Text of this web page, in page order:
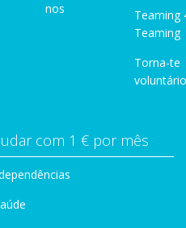
nos
Teaming
Teaming
Torna-te
com 1 € por mês